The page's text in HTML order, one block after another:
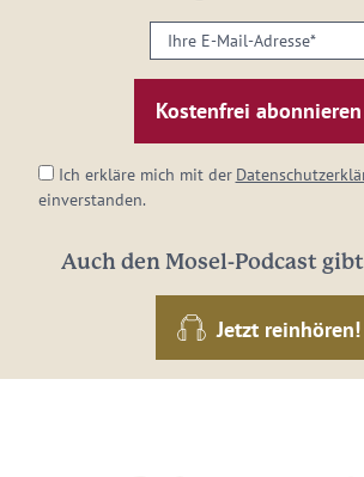
Ihre
E-
Mail-
Adresse:
Ich erkläre mich mit der
einverstanden.
Auch den Mosel-Podcast
Jetzt reinhören!